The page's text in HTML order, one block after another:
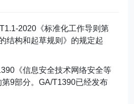
2020 《标准化工作导则第
结构和起草规则》的规定起
《信息安全技术网络安全等
第9部分。 GA/T1390已经发布